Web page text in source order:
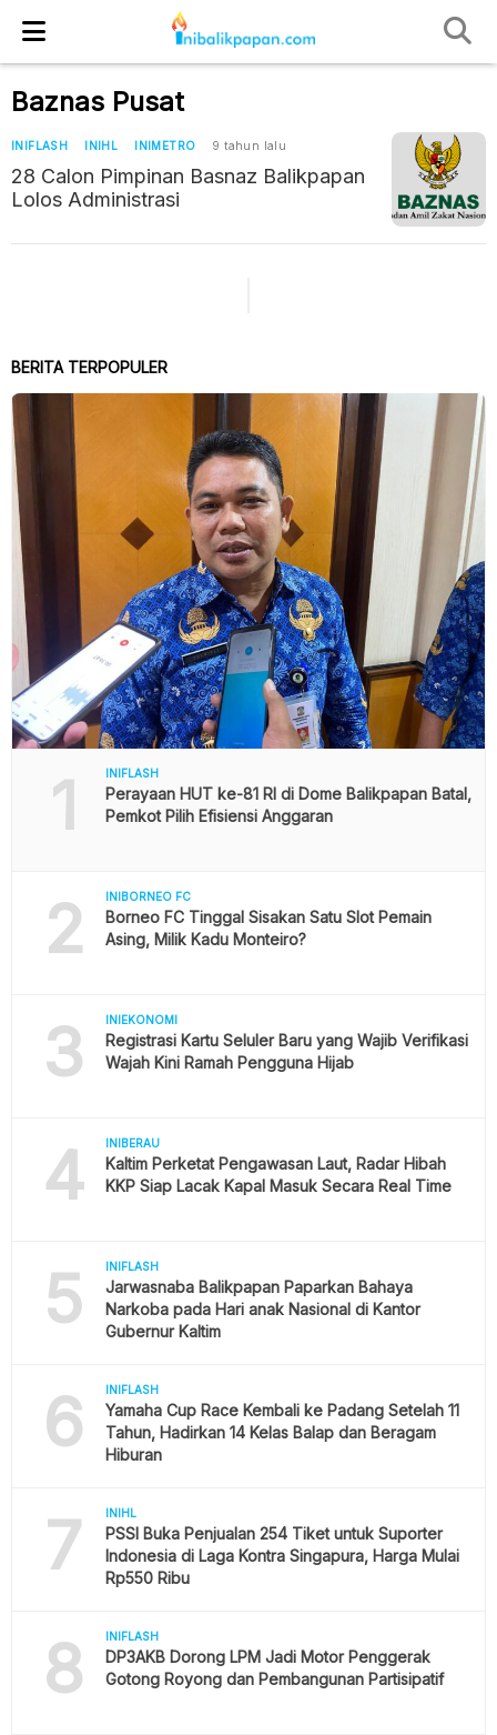
Baznas Pusat
INIFLASH INIHL INIMETRO 9 tahun lalu
28 Calon Pimpinan Basnaz Balikpapan
Lolos Administrasi
BERITA TERPOPULER
1 INIFLASH
Perayaan HUT ke-81 RI di Dome Balikpapan Batal,
Pemkot Pilih Efisiensi Anggaran
2 INIBORNEO FC
Borneo FC Tinggal Sisakan Satu Slot Pemain
Asing, Milik Kadu Monteiro?
3 INIEKONOMI
Registrasi Kartu Seluler Baru yang Wajib Verifikasi
Wajah Kini Ramah Pengguna Hijab
4 INIBERAU
Kaltim Perketat Pengawasan Laut, Radar Hibah
KKP Siap Lacak Kapal Masuk Secara Real Time
5 INIFLASH
Jarwasnaba Balikpapan Paparkan Bahaya
Narkoba pada Hari anak Nasional di Kantor
Gubernur Kaltim
6 INIFLASH
Yamaha Cup Race Kembali ke Padang Setelah 11
Tahun, Hadirkan 14 Kelas Balap dan Beragam
Hiburan
7 INIHL
PSSI Buka Penjualan 254 Tiket untuk Suporter
Indonesia di Laga Kontra Singapura, Harga Mulai
Rp550 Ribu
8 INIFLASH
DP3AKB Dorong LPM Jadi Motor Penggerak
Gotong Royong dan Pembangunan Partisipatif